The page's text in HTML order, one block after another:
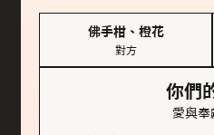
佛手柑、橙花
對方
你們
愛與奉